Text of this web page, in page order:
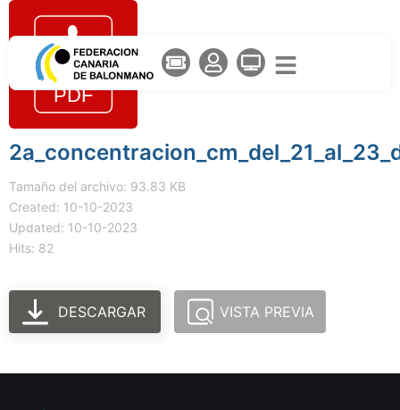
Tamaño del archivo: 93.83 KB
Created: 10-10-2023
Updated: 10-10-2023
Hits: 82
DESCARGAR VISTA PREVIA